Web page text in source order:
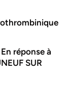
réponse à
SUR